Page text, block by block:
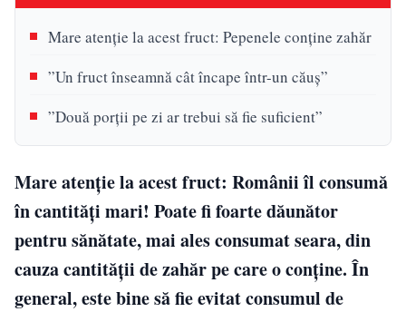
Mare atenție la acest fruct: Pepenele conține zahăr
”Un fruct înseamnă cât încape într-un căuș”
”Două porții pe zi ar trebui să fie suficient”
Mare atenție la acest fruct: Românii îl consumă
în cantități mari! Poate fi foarte dăunător
pentru sănătate, mai ales consumat seara, din
cauza cantității de zahăr pe care o conține. În
general, este bine să fie evitat consumul de